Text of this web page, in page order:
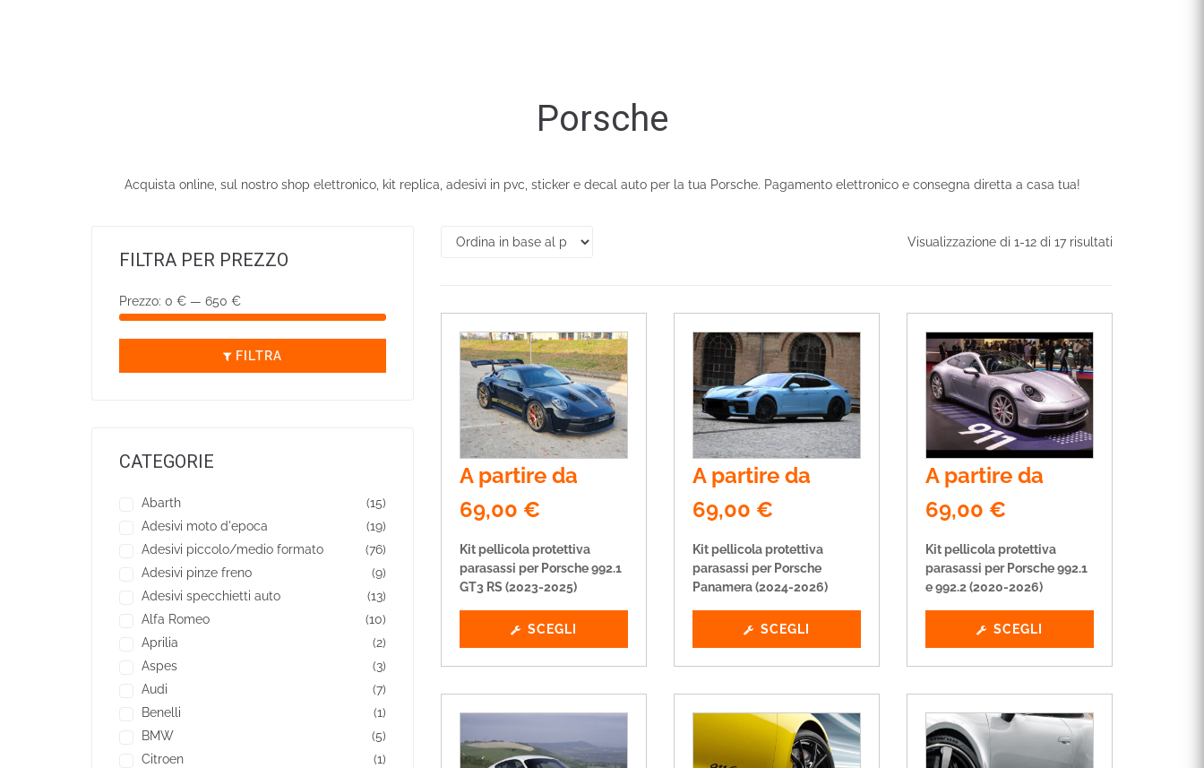
Porsche
Acquista online, sul nostro shop elettronico, kit replica, adesivi in pvc, sticker e decal auto per la tua Porsche. Pagamento elettronico e consegna diretta a casa tua!
Visualizzazione di 1-12 di 17 risultati
A partire da
69,00 €
Kit pellicola protettiva
parasassi per Porsche 992.1
GT3 RS (2023-2025)
SCEGLI
A partire da
69,00 €
Kit pellicola protettiva
parasassi per Porsche
Panamera (2024-2026)
SCEGLI
A partire da
69,00 €
Kit pellicola protettiva
parasassi per Porsche 992.1
e 992.2 (2020-2026)
SCEGLI
FILTRA PER PREZZO
FILTRA
Prezzo: 0 € — 650 €
CATEGORIE
Abarth
(15)
Adesivi moto d'epoca
(19)
Adesivi piccolo/medio formato
(76)
Adesivi pinze freno
(9)
Adesivi specchietti auto
(13)
Alfa Romeo
(10)
Aprilia
(2)
Aspes
(3)
Audi
(7)
Benelli
(1)
BMW
(5)
Citroen
(1)